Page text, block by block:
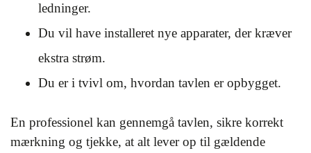
ledninger.
Du vil have installeret nye apparater, der kræver
ekstra strøm.
Du er i tvivl om, hvordan tavlen er opbygget.
En professionel kan gennemgå tavlen, sikre korrekt
mærkning og tjekke, at alt lever op til gældende